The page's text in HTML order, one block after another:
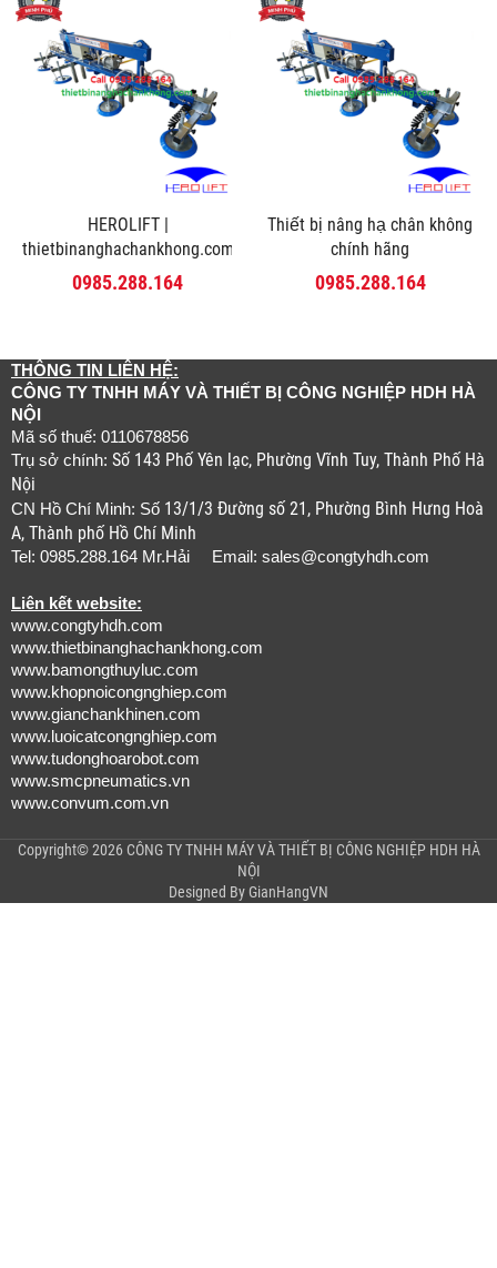
HEROLIFT |
thietbinanghachankhong.com
0985.288.164
Thiết bị nâng hạ chân không
chính hãng
0985.288.164
THÔNG TIN LIÊN HỆ:
CÔNG TY TNHH MÁY VÀ THIẾT BỊ CÔNG NGHIỆP HDH HÀ
NỘI
Mã số thuế: 0110678856
Trụ sở chính: Số 143 Phố Yên lạc, Phường Vĩnh Tuy, Thành Phố Hà
Nội
CN Hồ Chí Minh: Số 13/1/3 Đường số 21, Phường Bình Hưng Hoà
A, Thành phố Hồ Chí Minh
Tel: 0985.288.164 Mr.Hải Email: sales@congtyhdh.com
Liên kết website:
www.congtyhdh.com
www.thietbinanghachankhong.com
www.bamongthuyluc.com
www.khopnoicongnghiep.com
www.gianchankhinen.com
www.luoicatcongnghiep.com
www.tudonghoarobot.com
www.smcpneumatics.vn
www.convum.com.vn
Copyright© 2026 CÔNG TY TNHH MÁY VÀ THIẾT BỊ CÔNG NGHIỆP HDH HÀ
NỘI
Designed By GianHangVN